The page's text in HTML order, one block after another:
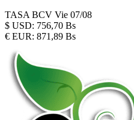
TASA BCV Vie 07/08
$ USD: 756,70 Bs
€ EUR: 871,89 Bs